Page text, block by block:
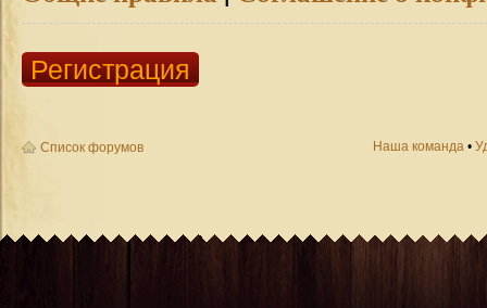
Регистрация
Список форумов Наша команда •